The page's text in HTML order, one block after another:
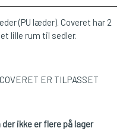
(PU læder). Coveret har 2
lille rum til sedler.
ER TILPASSET
ikke er flere på lager